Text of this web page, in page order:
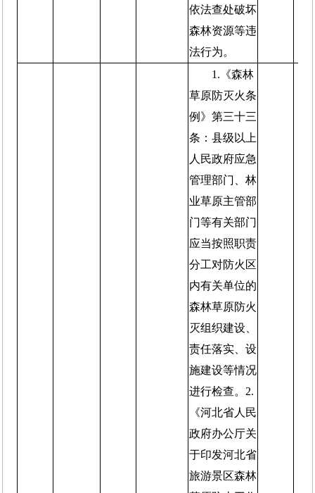
依法查处破坏
森林资源等违
法行为。
1.《森林
草原防灭火条
例》第三十三
条：县级以上
人民政府应急
管理部门、林
业草原主管部
门等有关部门
应当按照职责
分工对防火区
内有关单位的
森林草原防火
灭组织建设、
责任落实、设
施建设等情况
进行检查。2.
《河北省人民
政府办公厅关
于印发河北省
旅游景区森林